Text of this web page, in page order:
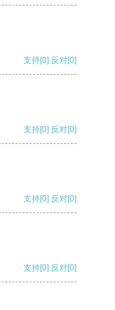
支持[0] 反对[0]
支持[0] 反对[0]
支持[0] 反对[0]
支持[0] 反对[0]